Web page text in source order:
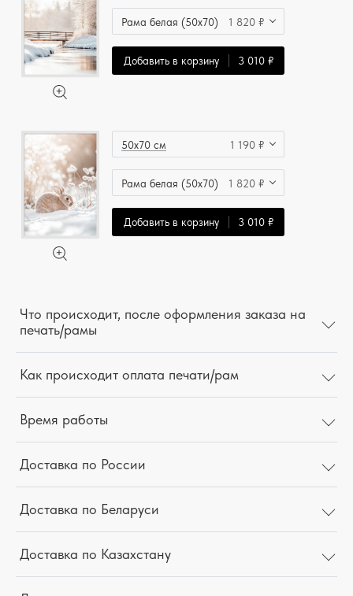
Рама белая (50x70) 1 820 ₽
Добавить в корзину 3 010 ₽
50x70 см 1 190 ₽
Рама белая (50x70) 1 820 ₽
Добавить в корзину 3 010 ₽
Что происходит, после оформления заказа на
печать/рамы
Как происходит оплата печати/рам
Время работы
Доставка по России
Доставка по Беларуси
Доставка по Казахстану